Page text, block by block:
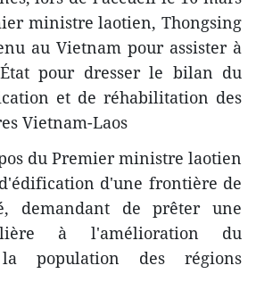
ministre laotien, Thongsing
au Vietnam pour assister à
pour dresser le bilan du
et de réhabilitation des
Vietnam-Laos
du Premier ministre laotien
d'une frontière de
demandant de prêter une
à l'amélioration du
population des régions